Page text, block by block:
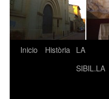
Inicio Història
LA
SIBIL.LA